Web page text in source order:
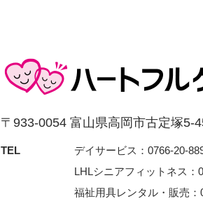
〒933-0054 富⼭県⾼岡市古定塚5-
TEL
デイサービス：0766-20-
LHLシニアフィットネス：
福祉用具レンタル・販売：